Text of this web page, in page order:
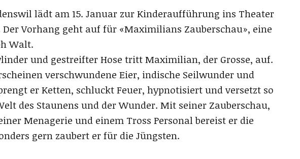
lädt am 15. Januar zur Kinderaufführung ins Theater
Vorhang geht auf für «Maximilians Zauberschau», eine
Walt.
und gestreifter Hose tritt Maximilian, der Grosse, auf.
verschwundene Eier, indische Seilwunder und
er Ketten, schluckt Feuer, hypnotisiert und versetzt so
des Staunens und der Wunder. Mit seiner Zauberschau,
Menagerie und einem Tross Personal bereist er die
gern zaubert er für die Jüngsten.